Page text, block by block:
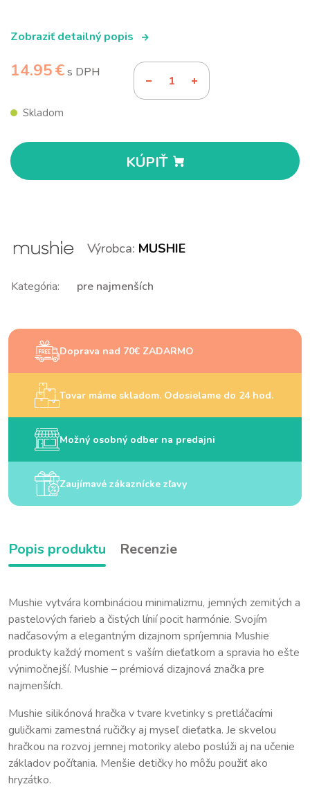
Zobraziť detailný popis
14.95 €s DPH
Skladom
KÚPIŤ
Výrobca: MUSHIE
Kategória: pre najmenších
Doprava nad 70€ ZADARMO
Tovar máme skladom. Odosielame do 24 hod.
Možný osobný odber na predajni
Zaujímavé zákaznícke zľavy
Popis produktu Recenzie
Mushie vytvára kombináciou minimalizmu, jemných zemitých a
pastelových farieb a čistých línií pocit harmónie. Svojím
nadčasovým a elegantným dizajnom spríjemnia Mushie
produkty každý moment s vaším dieťatkom a spravia ho ešte
výnimočnejší. Mushie – prémiová dizajnová značka pre
najmenších.
Mushie silikónová hračka v tvare kvetinky s pretláčacími
guličkami zamestná ručičky aj myseľ dieťatka. Je skvelou
hračkou na rozvoj jemnej motoriky alebo poslúži aj na učenie
základov počítania. Menšie detičky ho môžu použiť ako
hryzátko.